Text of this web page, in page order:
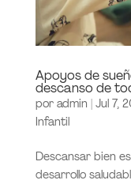
Apoyos de
descanso de
por admin | Jul 7,
Infantil
Descansar bien
desarrollo